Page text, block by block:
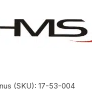
(SKU): 17-53-004